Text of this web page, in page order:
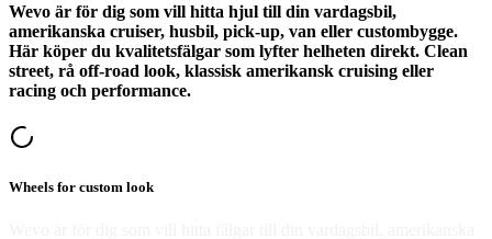
Wevo är för dig som vill hitta hjul till din vardagsbil,
amerikanska cruiser, husbil, pick-up, van eller custombygge.
Här köper du kvalitetsfälgar som lyfter helheten direkt. Clean
street, rå off-road look, klassisk amerikansk cruising eller
racing och performance.
Wheels for custom look